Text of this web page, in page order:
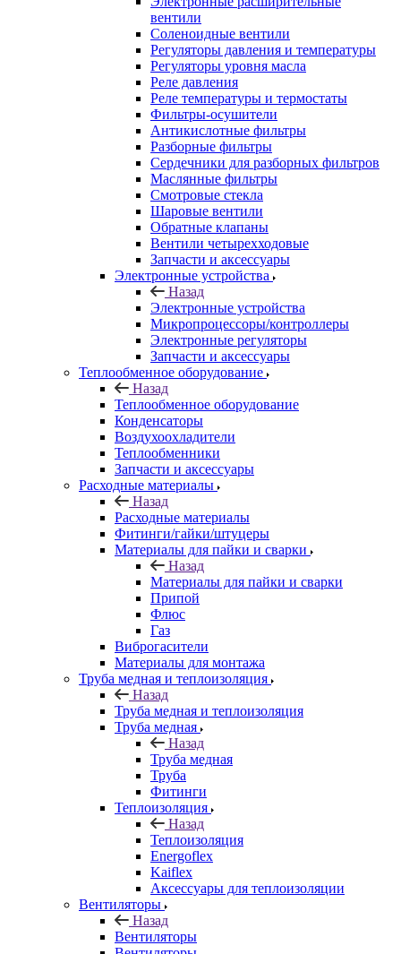
вентили
Соленоидные вентили
Регуляторы давления и температуры
Регуляторы уровня масла
Реле давления
Реле температуры и термостаты
Фильтры-осушители
Антикислотные фильтры
Разборные фильтры
Сердечники для разборных фильтров
Маслянные фильтры
Смотровые стекла
Шаровые вентили
Обратные клапаны
Вентили четырехходовые
Запчасти и аксессуары
Электронные устройства
Назад
Электронные устройства
Микропроцессоры/контроллеры
Электронные регуляторы
Запчасти и аксессуары
Теплообменное оборудование
Назад
Теплообменное оборудование
Конденсаторы
Воздухоохладители
Теплообменники
Запчасти и аксессуары
Расходные материалы
Назад
Расходные материалы
Фитинги/гайки/штуцеры
Материалы для пайки и сварки
Назад
Материалы для пайки и сварки
Припой
Флюс
Газ
Виброгасители
Материалы для монтажа
Труба медная и теплоизоляция
Назад
Труба медная и теплоизоляция
Труба медная
Назад
Труба медная
Труба
Фитинги
Теплоизоляция
Назад
Теплоизоляция
Energoflex
Kaiflex
Аксессуары для теплоизоляции
Вентиляторы
Назад
Вентиляторы